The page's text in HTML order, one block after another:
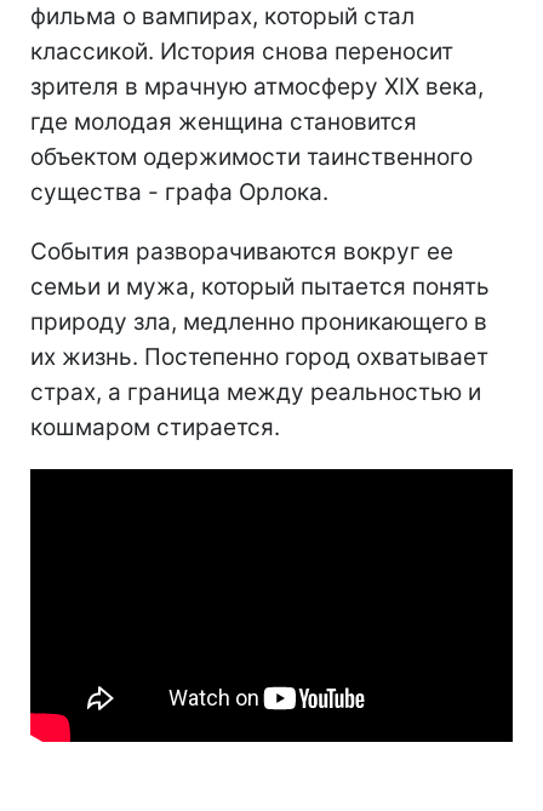
фильма о вампирах, который стал
классикой. История снова переносит
зрителя в мрачную атмосферу XIX века,
где молодая женщина становится
объектом одержимости таинственного
существа - графа Орлока.
События разворачиваются вокруг ее
семьи и мужа, который пытается понять
природу зла, медленно проникающего в
их жизнь. Постепенно город охватывает
страх, а граница между реальностью и
кошмаром стирается.